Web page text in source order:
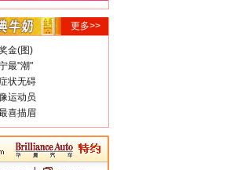
更多>>
金(图)
最"潮"
状无碍
运动员
喜描眉